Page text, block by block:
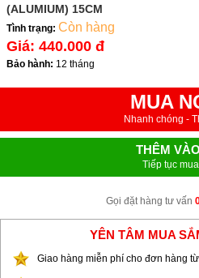
(ALUMIUM) 15CM
Tình trạng: Còn hàng
Giá: 440.000 đ
Bảo hành: 12 tháng
MUA
Nhanh chóng -
THÊM
Tiếp tục
Gọi đặt hàng tư vấn
YÊN TÂM MUA
Giao hàng miễn phí cho đơn hàng